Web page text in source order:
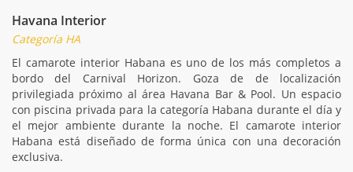
Havana Interior
Categoría HA
El camarote interior Habana es uno de los más completos a
bordo del Carnival Horizon. Goza de de localización
privilegiada próximo al área Havana Bar & Pool. Un espacio
con piscina privada para la categoría Habana durante el día y
el mejor ambiente durante la noche. El camarote interior
Habana está diseñado de forma única con una decoración
exclusiva.